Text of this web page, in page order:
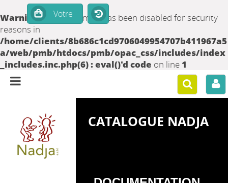
Warning: set_time_limit() has been disabled for security
reasons in
/home/clients/8b686c1cd9706049954707b411967a5
a/web/pmb/htdocs/pmb/opac_css/includes/index
_includes.inc.php(6) : eval()'d code on line 1
CATALOGUE NADJA